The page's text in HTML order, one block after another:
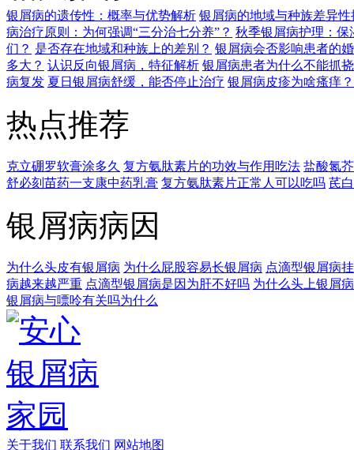
银屑病的遗传性：概率与优势解析 银屑病的地域与种族差异性
病治疗原则：为何强调“三分治七分养”？ 秋季银屑病护理：保
们？ 是否存在地域和种族上的差别？ 银屑病会否影响患者的
多大？ 认识反向银屑病，特征解析 银屑病患者为什么不能抓
病复发 夏日银屑病舒缓，能否停止治疗 银屑病皮疹为啥瘙痒
热点推荐
克立硼罗软膏涂多久 复方氨肽素片的功效与作用吃法 盐酸氮
舒必刻苗药一支康中药乳膏 复方氨肽素片正常人可以吃吗 芪
银屑病病因
为什么头皮有银屑病 为什么屁股容易长银屑病 点滴型银屑病
病越来越严重 点滴型银屑病是因为肝不好吗 为什么头上银屑
银屑病与嘌呤有关吗为什么
关于我们 联系我们 网站地图